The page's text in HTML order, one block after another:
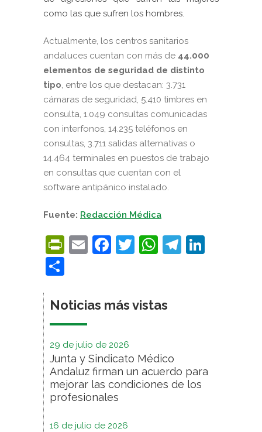
como las que sufren los hombres.
Actualmente, los centros sanitarios
andaluces cuentan con más de 44.000
elementos de seguridad de distinto
tipo , entre los que destacan: 3.731
cámaras de seguridad, 5.410 timbres en
consulta, 1.049 consultas comunicadas
con interfonos, 14.235 teléfonos en
consultas, 3.711 salidas alternativas o
14.464 terminales en puestos de trabajo
en consultas que cuentan con el
software antipánico instalado.
Fuente: Redacción Médica
PrintFriendly
EmailFacebook
Twitter
WhatsApp
Noticias más vistas
29 de julio de 2026
Junta y Sindicato Médico
Andaluz firman un acuerdo para
mejorar las condiciones de los
profesionales
16 de julio de 2026